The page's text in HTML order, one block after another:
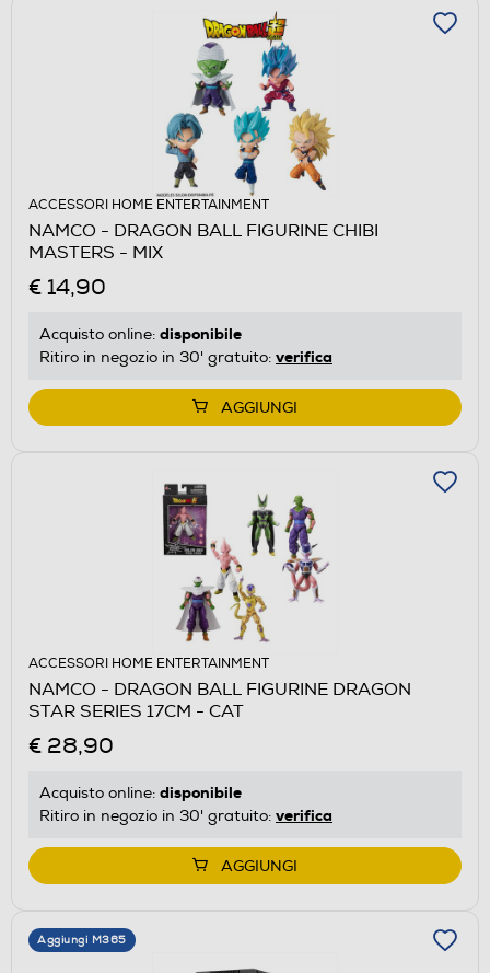
ACCESSORI HOME ENTERTAINMENT
NAMCO - DRAGON BALL FIGURINE CHIBI
MASTERS - MIX
€ 14,90
Acquisto online: disponibile
Ritiro in negozio in 30' gratuito: verifica
AGGIUNGI
ACCESSORI HOME ENTERTAINMENT
NAMCO - DRAGON BALL FIGURINE DRAGON
STAR SERIES 17CM - CAT
€ 28,90
Acquisto online: disponibile
Ritiro in negozio in 30' gratuito: verifica
AGGIUNGI
Aggiungi M365